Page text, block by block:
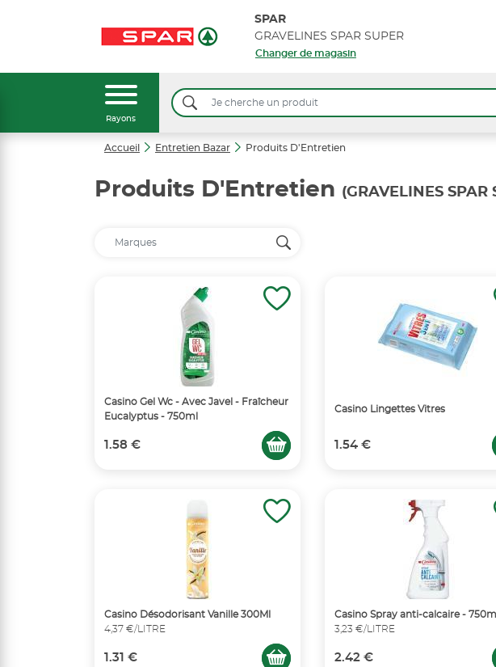
SPAR
GRAVELINES SPAR SUPER
Changer de magasin
Rayons
Accueil Entretien Bazar Produits D'Entretien
Produits D'Entretien (GRAVELINES SPAR
Casino Gel Wc - Avec Javel - Fraîcheur
Eucalyptus - 750ml
1.58 €
Casino Lingettes Vitres
1.54 €
Casino Désodorisant Vanille 300Ml
4,37 €/LITRE
1.31 €
Casino Spray anti-calcaire - 750ml
3,23 €/LITRE
2.42 €